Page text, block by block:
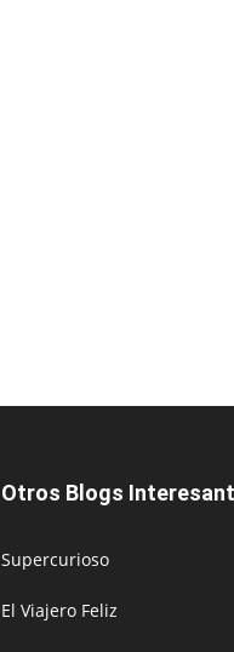
Otros Blogs
Supercurioso
El Viajero Feliz